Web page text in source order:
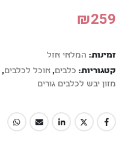
₪259
זמינות: המלאי אזל
קטגוריות: כלבים, אוכל לכלבים,
מזון יבש לכלבים גורים